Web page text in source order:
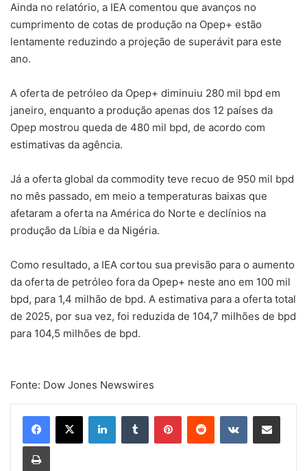
Ainda no relatório, a IEA comentou que avanços no
cumprimento de cotas de produção na Opep+ estão
lentamente reduzindo a projeção de superávit para este
ano.
A oferta de petróleo da Opep+ diminuiu 280 mil bpd em
janeiro, enquanto a produção apenas dos 12 países da
Opep mostrou queda de 480 mil bpd, de acordo com
estimativas da agência.
Já a oferta global da commodity teve recuo de 950 mil bpd
no mês passado, em meio a temperaturas baixas que
afetaram a oferta na América do Norte e declínios na
produção da Líbia e da Nigéria.
Como resultado, a IEA cortou sua previsão para o aumento
da oferta de petróleo fora da Opep+ neste ano em 100 mil
bpd, para 1,4 milhão de bpd. A estimativa para a oferta total
de 2025, por sua vez, foi reduzida de 104,7 milhões de bpd
para 104,5 milhões de bpd.
Fonte: Dow Jones Newswires
LinkedinTumblr PinterestReddit VK Compartilhar via e-mail
Imprimir